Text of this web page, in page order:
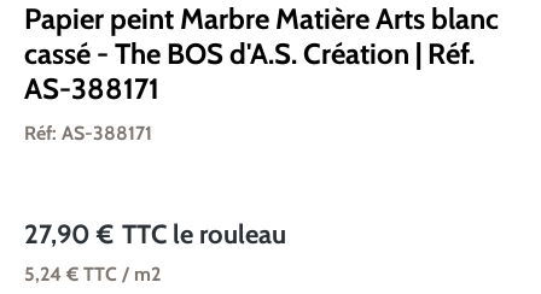
Papier peint Marbre Matière Arts blanc
cassé - The BOS d'A.S. Création | Réf.
AS-388171
Réf: AS-388171
27,90 € TTC le rouleau
5,24 € TTC / m2